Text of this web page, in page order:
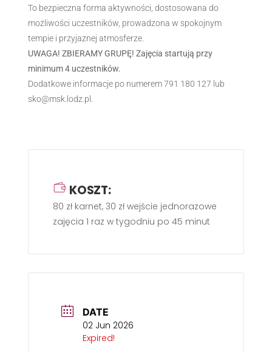
To bezpieczna forma aktywności, dostosowana do
możliwości uczestników, prowadzona w spokojnym
tempie i przyjaznej atmosferze.
UWAGA! ZBIERAMY GRUPĘ! Zajęcia startują przy
minimum 4 uczestników.
Dodatkowe informacje po numerem 791 180 127 lub
sko@msk.lodz.pl.
KOSZT:
80 zł karnet, 30 zł wejście jednorazowe
zajęcia 1 raz w tygodniu po 45 minut
DATE
02 Jun 2026
Expired!